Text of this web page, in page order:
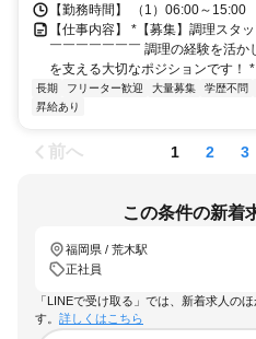
【勤務時間】 （1）06:00～15:00
【仕事内容】 *【募集】調理スタ
￣￣￣￣￣￣￣ 調理の経験を活か
を支える大切なポジションです！
長期 フリーター歓迎 大量募集 学歴不問
昇給あり
前へ 1 2 3
この条件の新着
福岡県 / 荒木駅
正社員
「LINEで受け取る」では、新着求人の
す。 詳しくはこちら